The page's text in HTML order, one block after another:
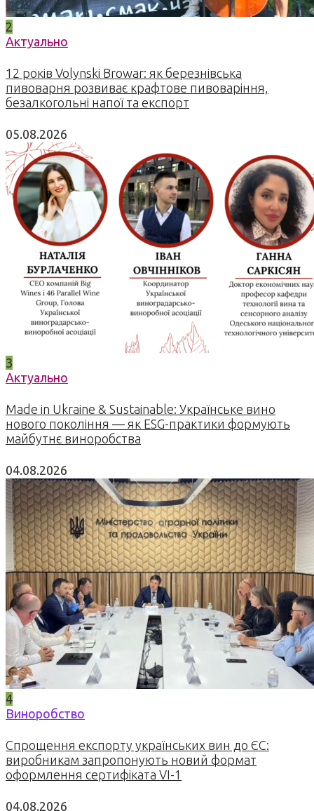
2
Актуально
12 років Volynski Browar: як березнівська
пивоварня розвиває крафтове пивоваріння,
безалкогольні напої та експорт
05.08.2026
3
Актуально
Made in Ukraine & Sustainable: Українське вино
нового покоління — як ESG-практики формують
майбутнє виноробства
04.08.2026
4
Виноробство
Спрощення експорту українських вин до ЄС:
виробникам запропонують новий формат
оформлення сертифіката VI-1
04.08.2026